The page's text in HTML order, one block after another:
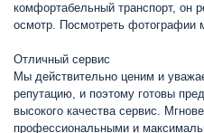
комфортабельный транспорт, он
осмотр. Посмотреть фотографии
Отличный сервис
Мы действительно ценим и
репутацию, и поэтому готовы
высокого качества сервис.
профессиональными и